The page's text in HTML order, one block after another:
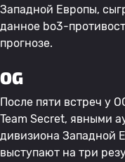
Западной Европы,
данное bo3-
прогнозе.
OG
После пяти встреч у
Team Secret, явными
дивизиона Западной
выступают на три